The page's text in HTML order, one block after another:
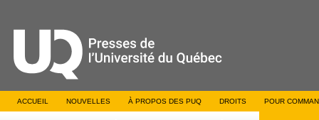
ACCUEIL NOUVELLES À PROPOS DES PUQ DROITS POUR